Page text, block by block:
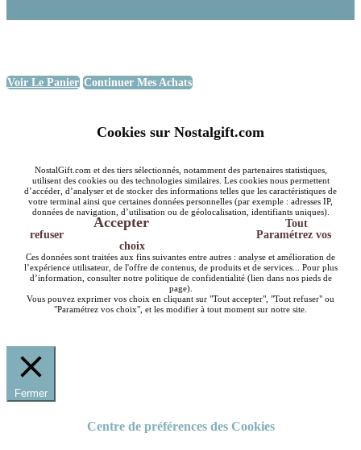
Voir Le Panier Continuer Mes Achats
Cookies sur Nostalgift.com
NostalGift.com et des tiers sélectionnés, notamment des partenaires statistiques,
utilisent des cookies ou des technologies similaires. Les cookies nous permettent
d’accéder, d’analyser et de stocker des informations telles que les caractéristiques de
votre terminal ainsi que certaines données personnelles (par exemple : adresses IP,
données de navigation, d’utilisation ou de géolocalisation, identifiants uniques).
Accepter
Tout
refuser
Paramétrez vos
choix
Ces données sont traitées aux fins suivantes entre autres : analyse et amélioration de
l’expérience utilisateur, de l'offre de contenus, de produits et de services... Pour plus
d’information, consulter notre politique de confidentialité (lien dans nos pieds de
page).
Vous pouvez exprimer vos choix en cliquant sur "Tout accepter", "Tout refuser" ou
"Paramétrez vos choix", et les modifier à tout moment sur notre site.
Fermer
Centre de préférences des Cookies